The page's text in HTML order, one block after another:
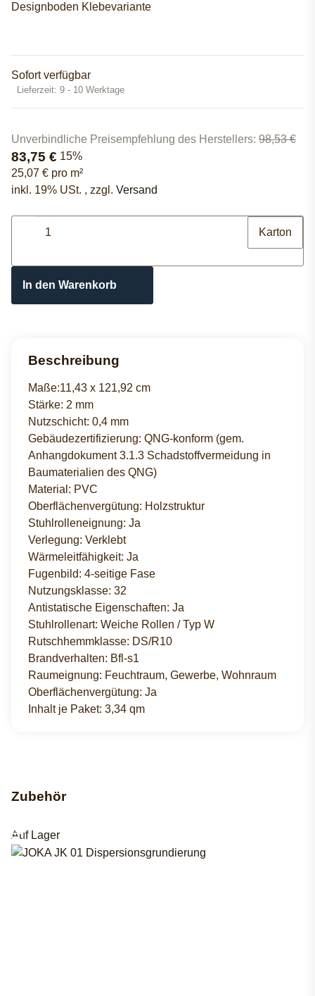
Designboden Klebevariante
Sofort verfügbar
Lieferzeit: 9 - 10 Werktage
Unverbindliche Preisempfehlung des Herstellers: 98,53 €
83,75 € 15%
25,07 € pro m²
inkl. 19% USt. , zzgl. Versand
Karton
In den Warenkorb
Beschreibung
Maße:11,43 x 121,92 cm
Stärke: 2 mm
Nutzschicht: 0,4 mm
Gebäudezertifizierung: QNG-konform (gem.
Anhangdokument 3.1.3 Schadstoffvermeidung in
Baumaterialien des QNG)
Material: PVC
Oberflächenvergütung: Holzstruktur
Stuhlrolleneignung: Ja
Verlegung: Verklebt
Wärmeleitfähigkeit: Ja
Fugenbild: 4-seitige Fase
Nutzungsklasse: 32
Antistatische Eigenschaften: Ja
Stuhlrollenart: Weiche Rollen / Typ W
Rutschhemmklasse: DS/R10
Brandverhalten: Bfl-s1
Raumeignung: Feuchtraum, Gewerbe, Wohnraum
Oberflächenvergütung: Ja
Inhalt je Paket: 3,34 qm
Zubehör
Auf Lager